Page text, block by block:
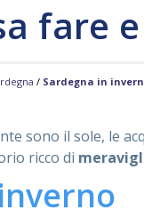
fare
/ Sardegna in
sono il sole, le
ricco di